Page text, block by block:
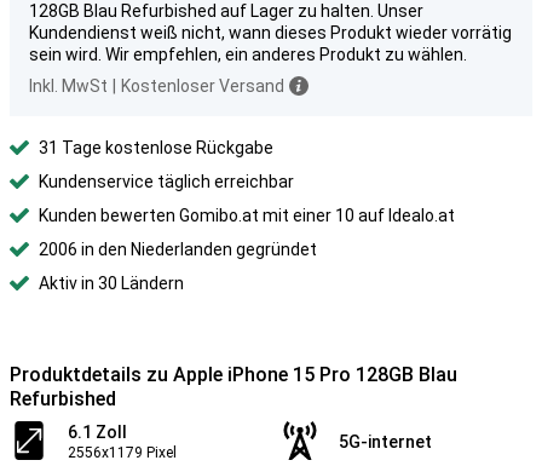
128GB Blau Refurbished auf Lager zu halten. Unser
Kundendienst weiß nicht, wann dieses Produkt wieder vorrätig
sein wird. Wir empfehlen, ein anderes Produkt zu wählen.
Inkl. MwSt
Kostenloser Versand
31 Tage kostenlose Rückgabe
Kundenservice täglich erreichbar
Kunden bewerten Gomibo.at mit einer 10 auf Idealo.at
2006 in den Niederlanden gegründet
Aktiv in 30 Ländern
Produktdetails zu Apple iPhone 15 Pro 128GB Blau
Refurbished
6.1 Zoll
2556x1179 Pixel
5G-internet